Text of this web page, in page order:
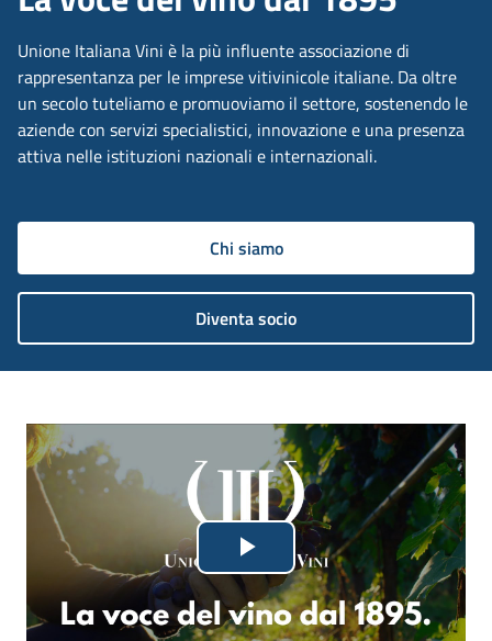
Unione Italiana Vini è la più influente associazione di
rappresentanza per le imprese vitivinicole italiane. Da oltre
un secolo tuteliamo e promuoviamo il settore, sostenendo le
aziende con servizi specialistici, innovazione e una presenza
attiva nelle istituzioni nazionali e internazionali.
Chi siamo
Diventa socio
Lettore
in
caricamento.
Riproduci
il